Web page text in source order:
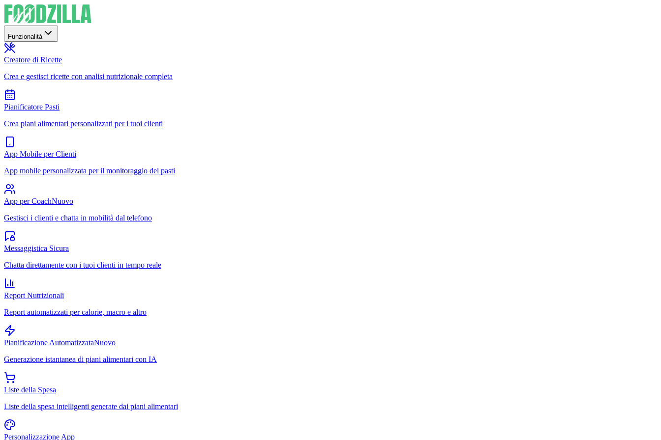
Funzionalità
Creatore di Ricette
Crea e gestisci ricette con analisi nutrizionale completa
Pianificatore Pasti
Crea piani alimentari personalizzati per i tuoi clienti
App Mobile per Clienti
App mobile personalizzata per il monitoraggio dei pasti
App per CoachNuovo
Gestisci i clienti e chatta in mobilità dal telefono
Messaggistica Sicura
Chatta direttamente con i tuoi clienti in tempo reale
Report Nutrizionali
Report automatizzati per calorie, macro e altro
Pianificazione AutomatizzataNuovo
Generazione istantanea di piani alimentari con IA
Liste della Spesa
Liste della spesa intelligenti generate dai piani alimentari
Personalizzazione App